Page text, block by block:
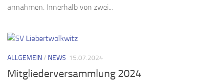
annahmen. Innerhalb von zwei...
ALLGEMEIN/ NEWS 15.07.2024
Mitgliederversammlung 2024